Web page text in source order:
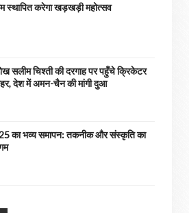
स्थापित करेगा खड़खड़ी महोत्सव
सलीम चिश्ती की दरगाह पर पहुँचे क्रिकेटर
देश में अमन-चैन की मांगी दुआ
का भव्य समापन: तकनीक और संस्कृति का